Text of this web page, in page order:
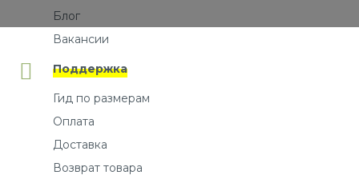
Блог
Вакансии
Поддержка
Гид по размерам
Оплата
Доставка
Возврат товара